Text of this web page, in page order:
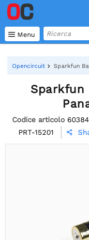
 Menu
Opencircuit Sparkfun
Sparkfun
Codice articolo 60384
PRT-15201
